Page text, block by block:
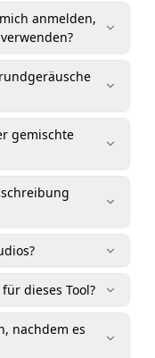
anmelden,
gemischte
dieses Tool?
nachdem es